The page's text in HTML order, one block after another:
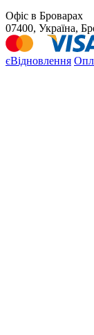
Офіс в Броварах
07400, Україна,
єВідновлення